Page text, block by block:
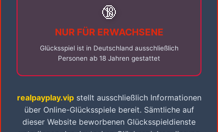
🔞
NUR FÜR ERWACHSENE
Glücksspiel ist in Deutschland ausschließlich
Personen ab 18 Jahren gestattet
realpayplay.vipstellt ausschließlich Informationen
über Online-Glücksspiele bereit. Sämtliche auf
dieser Website beworbenen Glücksspieldienste